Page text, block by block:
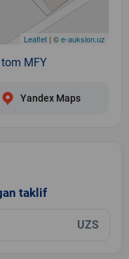
Leaflet | ©e-auksion.uz
MFY
Yandex Maps
taklif
UZS